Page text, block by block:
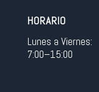
HORARIO
Lunes a Viernes:
7:00–15:00